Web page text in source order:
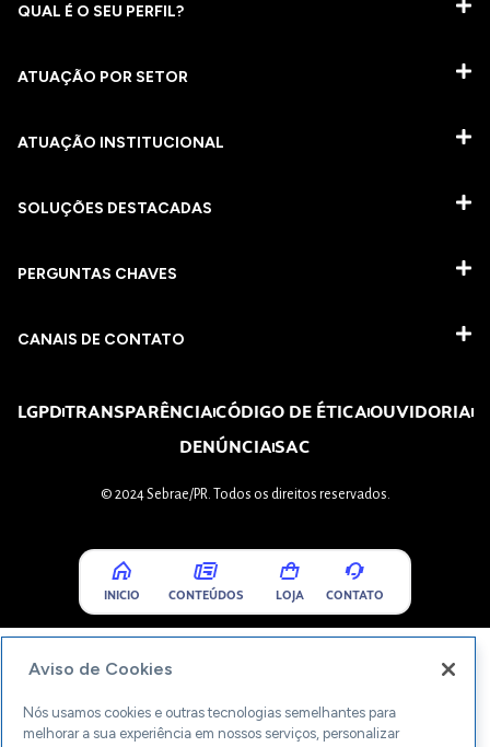
QUAL É O SEU PERFIL?
ATUAÇÃO POR SETOR
ATUAÇÃO INSTITUCIONAL
SOLUÇÕES DESTACADAS
PERGUNTAS CHAVES​
CANAIS DE CONTATO
LGPDTRANSPARÊNCIACÓDIGO DE ÉTICAOUVIDORIA
DENÚNCIASAC
© 2024 Sebrae/PR. Todos os direitos reservados.
INICIO CONTEÚDOS LOJA CONTATO
Aviso de Cookies
Nós usamos cookies e outras tecnologias semelhantes para
melhorar a sua experiência em nossos serviços, personalizar